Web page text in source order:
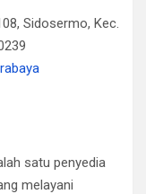
Sidosermo, Kec.
satu penyedia
melayani